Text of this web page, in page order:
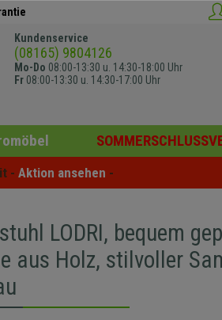
Kundenservice
(08165) 9804126
Mo-Do 08:00-13:30 u. 14:30-18:00 Uhr
Fr 08:00-13:30 u. 14:30-17:00 Uhr
- Aktion ansehen -
LODRI, bequem
aus Holz, stilvoller